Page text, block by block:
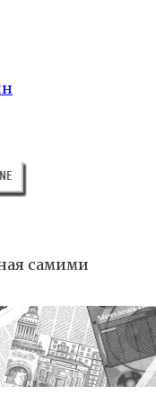
самими